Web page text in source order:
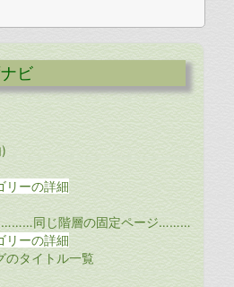
ビ
リーの詳細
…………………………同じ階層の固定ページ…………………………
リーの詳細
のタイトル一覧